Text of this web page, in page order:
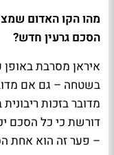
מהו הקו האדום
הסכם גרעין חדש?
איראן מסרבת באופן
בשטחה – גם אם
מדובר בזכות
דורשת כי כל הסכם
– פער זה הוא אחת